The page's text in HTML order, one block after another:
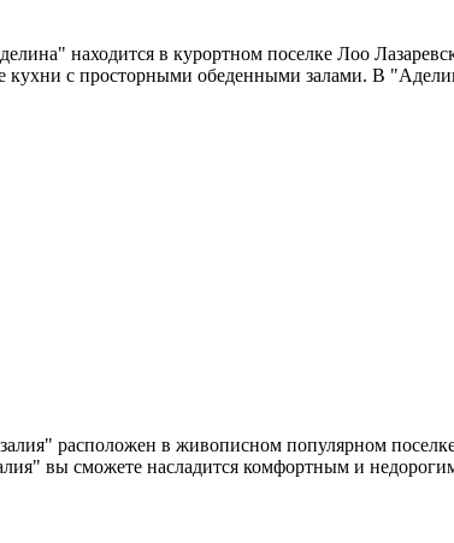
находится в курортном поселке Лоо
кухни с просторными обеденными залами. В
расположен в живописном популярном
вы сможете насладится комфортным и